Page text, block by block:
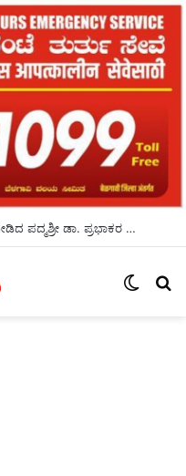
*ದಿ. ಡಿ ವಾಯ್ ಪಾಟೀಲ ಮನೆಗೆ ಭೇಟಿ ನೀಡಿದ ಪದ್ಮಶ್ರೀ ಡಾ. ಪ್ರಭಾಕರ ಕೋರೆ*